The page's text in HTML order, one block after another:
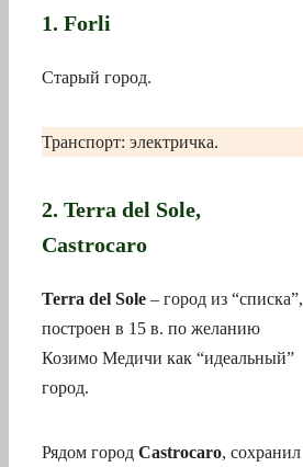
1. Forli
Старый город.
Транспорт: электричка.
2. Terra del Sole,
Castrocaro
Terra del Sole – город из “списка”,
построен в 15 в. по желанию
Козимо Медичи как “идеальный”
город.
Рядом город Castrocaro, сохранил